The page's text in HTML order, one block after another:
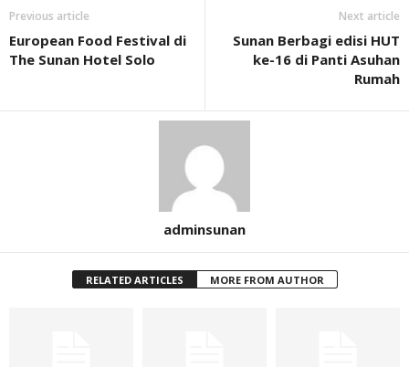
Previous article
European Food Festival di
The Sunan Hotel Solo
Next article
Sunan Berbagi edisi HUT
ke-16 di Panti Asuhan
Rumah
adminsunan
RELATED ARTICLES MORE FROM AUTHOR